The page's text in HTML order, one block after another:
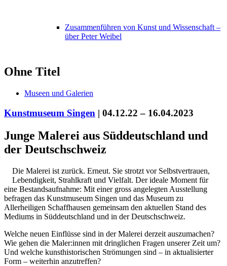
Zusammenführen von Kunst und Wissenschaft –
über Peter Weibel
Ohne Titel
Museen und Galerien
Kunstmuseum Singen | 04.12.22 – 16.04.2023
Junge Malerei aus Süddeutschland und
der Deutschschweiz
Die Malerei ist zurück. Erneut. Sie strotzt vor Selbstvertrauen,
Lebendigkeit, Strahlkraft und Vielfalt. Der ideale Moment für
eine Bestandsaufnahme: Mit einer gross angelegten Ausstellung
befragen das Kunstmuseum Singen und das Museum zu
Allerheiligen Schaffhausen gemeinsam den aktuellen Stand des
Mediums in Süddeutschland und in der Deutschschweiz.
Welche neuen Einflüsse sind in der Malerei derzeit auszumachen?
Wie gehen die Maler:innen mit dringlichen Fragen unserer Zeit um?
Und welche kunsthistorischen Strömungen sind – in aktualisierter
Form – weiterhin anzutreffen?